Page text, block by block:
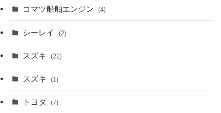
コマツ船舶エンジン (4)
シーレイ (2)
スズキ (22)
スズキ (1)
トヨタ (7)